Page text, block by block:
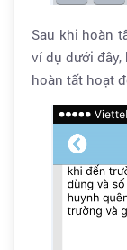
Sau khi hoàn
ví dụ dưới đây,
hoàn tất hoạt